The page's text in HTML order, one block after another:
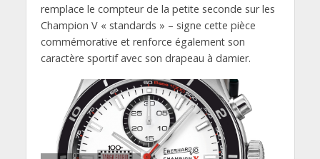
remplace le compteur de la petite seconde sur les
Champion V « standards » – signe cette pièce
commémorative et renforce également son
caractère sportif avec son drapeau à damier.